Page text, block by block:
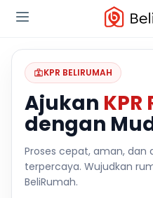
KPR BELIRUMAH
Ajukan
dengan
Proses cepat, aman,
terpercaya. Wujudkan
BeliRumah.